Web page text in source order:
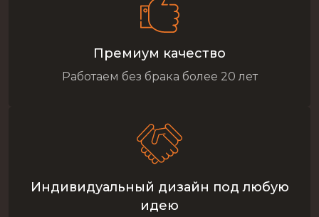
Премиум качество
Работаем без брака более 20 лет
Индивидуальный дизайн под любую
идею